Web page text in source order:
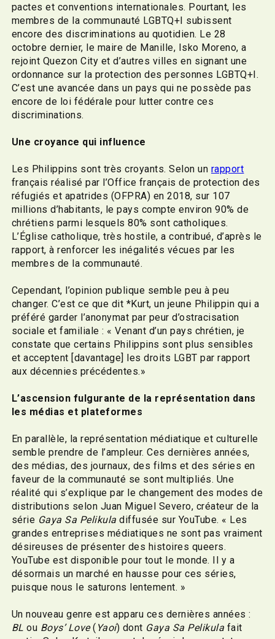
pactes et conventions internationales. Pourtant, les
membres de la communauté LGBTQ+I subissent
encore des discriminations au quotidien. Le 28
octobre dernier, le maire de Manille, Isko Moreno, a
rejoint Quezon City et d’autres villes en signant une
ordonnance sur la protection des personnes LGBTQ+I.
C’est une avancée dans un pays qui ne possède pas
encore de loi fédérale pour lutter contre ces
discriminations.
Une croyance qui influence
Les Philippins sont très croyants. Selon un rapport
français réalisé par l’Office français de protection des
réfugiés et apatrides (OFPRA) en 2018, sur 107
millions d’habitants, le pays compte environ 90% de
chrétiens parmi lesquels 80% sont catholiques.
L’Église catholique, très hostile, a contribué, d’après le
rapport, à renforcer les inégalités vécues par les
membres de la communauté.
Cependant, l’opinion publique semble peu à peu
changer. C’est ce que dit *Kurt, un jeune Philippin qui a
préféré garder l’anonymat par peur d’ostracisation
sociale et familiale : « Venant d’un pays chrétien, je
constate que certains Philippins sont plus sensibles
et acceptent [davantage] les droits LGBT par rapport
aux décennies précédentes.»
L’ascension fulgurante de la représentation dans
les médias et plateformes
En parallèle, la représentation médiatique et culturelle
semble prendre de l’ampleur. Ces dernières années,
des médias, des journaux, des films et des séries en
faveur de la communauté se sont multipliés. Une
réalité qui s’explique par le changement des modes de
distributions selon Juan Miguel Severo, créateur de la
série Gaya Sa Pelikula diffusée sur YouTube. « Les
grandes entreprises médiatiques ne sont pas vraiment
désireuses de présenter des histoires queers.
YouTube est disponible pour tout le monde. Il y a
désormais un marché en hausse pour ces séries,
puisque nous le saturons lentement. »
Un nouveau genre est apparu ces dernières années :
BL ou Boys’ Love( Yaoi) dont Gaya Sa Pelikula fait